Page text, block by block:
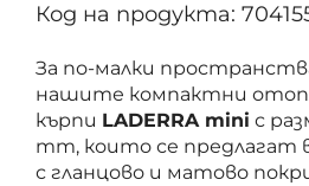
Код на продукта:
За по-малки
нашите компактни
кърпи LADERRA mini с
mm, които се предлагат
с гланцово и матово